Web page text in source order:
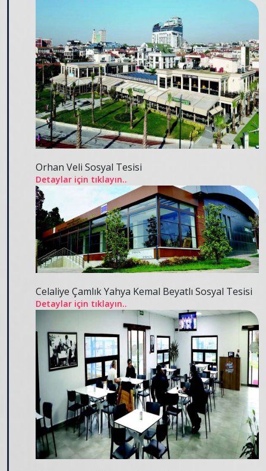
Orhan Veli Sosyal Tesisi
Detaylar için tıklayın..
Celaliye Çamlık Yahya Kemal Beyatlı Sosyal Tesisi
Detaylar için tıklayın..